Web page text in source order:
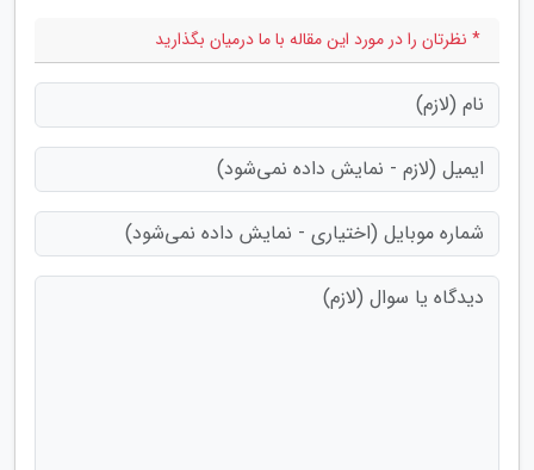
* نظرتان را در مورد این مقاله با ما درمیان بگذارید